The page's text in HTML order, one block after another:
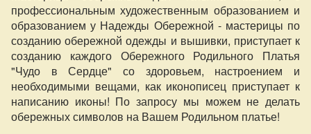
профессиональным художественным образованием и
образованием у Надежды Обережной - мастерицы по
созданию обережной одежды и вышивки, приступает к
созданию каждого Обережного Родильного Платья
"Чудо в Сердце" со здоровьем, настроением и
необходимыми вещами, как иконописец приступает к
написанию иконы! По запросу мы можем не делать
обережных символов на Вашем Родильном платье!